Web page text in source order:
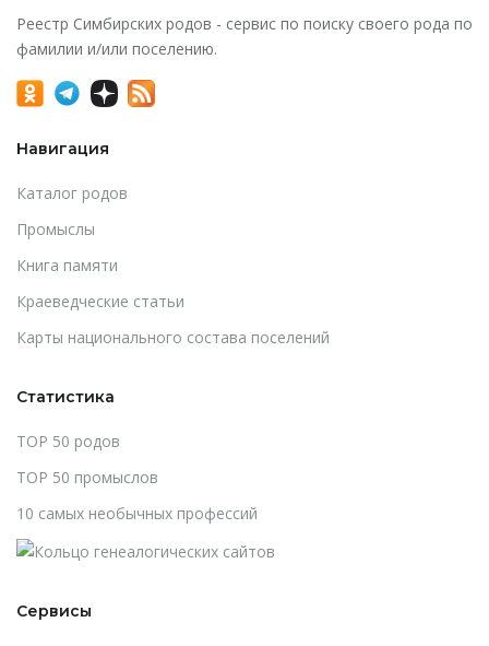
Реестр Симбирских родов - сервис по поиску своего рода по
фамилии и/или поселению.
Навигация
Каталог родов
Промыслы
Книга памяти
Краеведческие статьи
Карты национального состава поселений
Статистика
TOP 50 родов
TOP 50 промыслов
10 самых необычных профессий
Сервисы